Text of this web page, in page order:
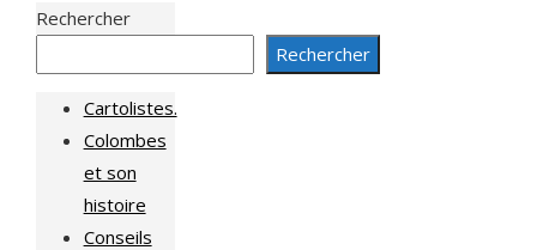
Rechercher
Rechercher
Cartolistes.
Colombes
et son
histoire
Conseils